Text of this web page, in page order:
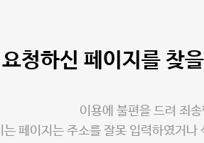
요청하신 페이지를 찾
이용에 불편을 드려 죄
는 페이지는 주소를 잘못 입력하였거나